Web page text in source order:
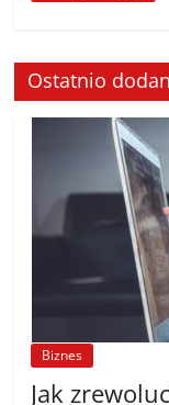
Ostatnio
Biznes
Jak